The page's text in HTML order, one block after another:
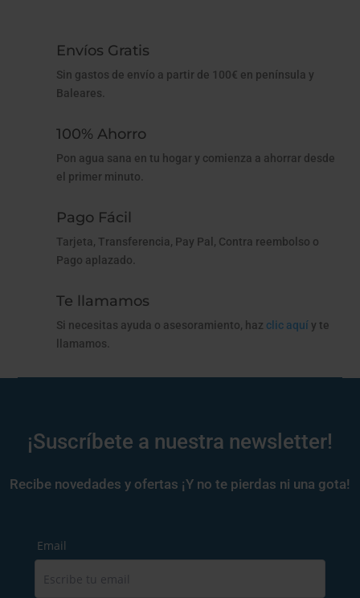
Envíos Gratis
Sin gastos de envío a partir de 100€ en península y
Baleares.
100% Ahorro
Pon agua sana en tu hogar y comienza a ahorrar desde
el primer minuto.
Pago Fácil
Tarjeta, Transferencia, Pay Pal, Contra reembolso o
Pago aplazado.
Te llamamos
Si necesitas ayuda o asesoramiento, haz clic aquíy te
llamamos.
¡Suscríbete a nuestra newsletter!
Recibe novedades y ofertas ¡Y no te pierdas ni una gota!